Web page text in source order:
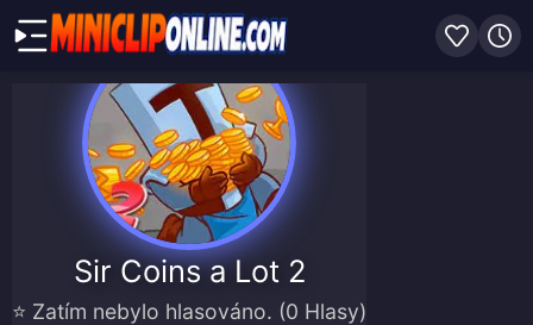
Sir Coins a Lot 2
⭐ Zatím nebylo hlasováno. (0 Hlasy)